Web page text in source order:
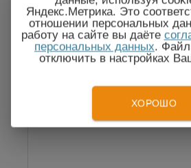
Яндекс.Метрика. Это
отношении персональных
работу на сайте вы даёте
персональных данных.
отключить в настройках
ХОРОШО